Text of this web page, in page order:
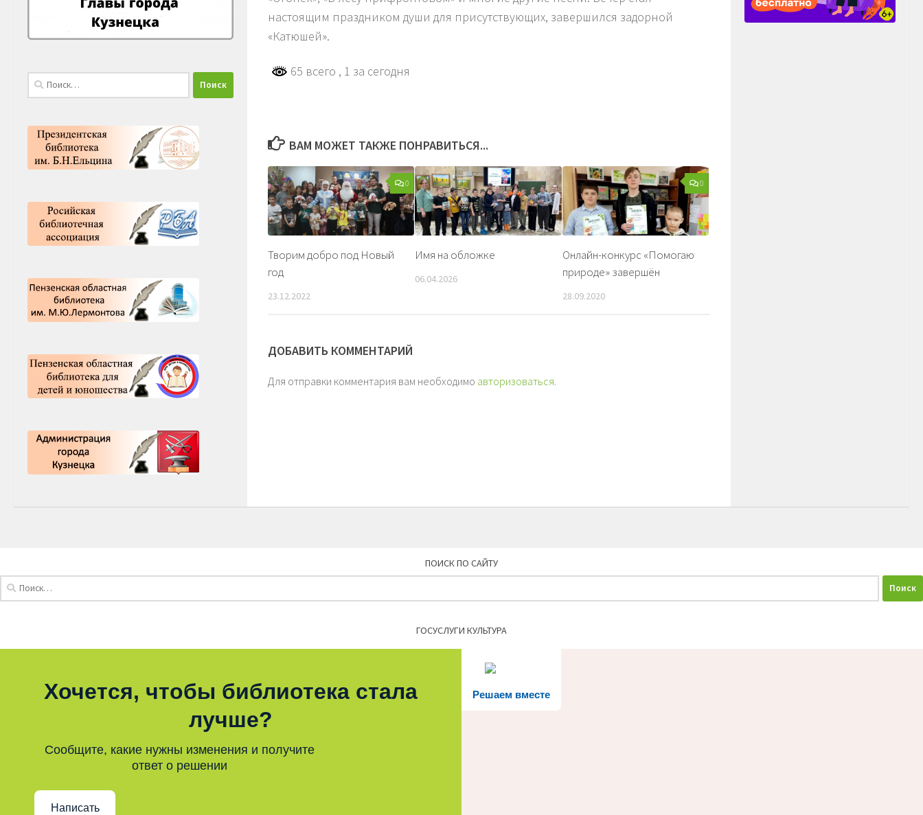
настоящим праздником души для присутствующих, завершился задорной
«Катюшей».
65 всего , 1 за сегодня
ВАМ МОЖЕТ ТАКЖЕ ПОНРАВИТЬСЯ...
0
Творим добро под Новый
год
23.12.2022
Имя на обложке
06.04.2026
0
Онлайн-конкурс «Помогаю
природе» завершён
28.09.2020
ДОБАВИТЬ КОММЕНТАРИЙ
Для отправки комментария вам необходимо авторизоваться
Найти:
ПОИСК ПО САЙТУ
ГОСУСЛУГИ КУЛЬТУРА
Решаем вместе
Хочется, чтобы библиотека стала
лучше?
Сообщите, какие нужны изменения и получите
ответ о решении
Написать